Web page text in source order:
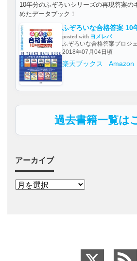
10年分のふぞろいシリーズの再現答案の
めたデータブック！
ふぞろいな合格答案 10
posted with ヨメレバ
ふぞろいな合格答案プロジ
2018年07月04日頃
楽天ブックス Amazon
過去書籍一覧は
アーカイブ